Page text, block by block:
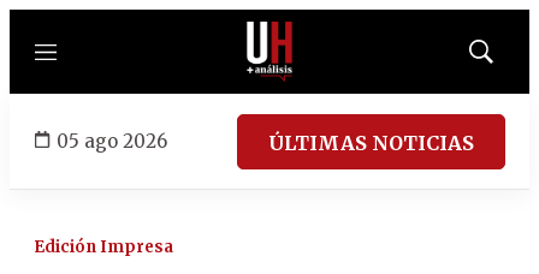
Menú
Mostrar
05 ago 2026 ÚLTIMAS NOTICIAS
Edición Impresa